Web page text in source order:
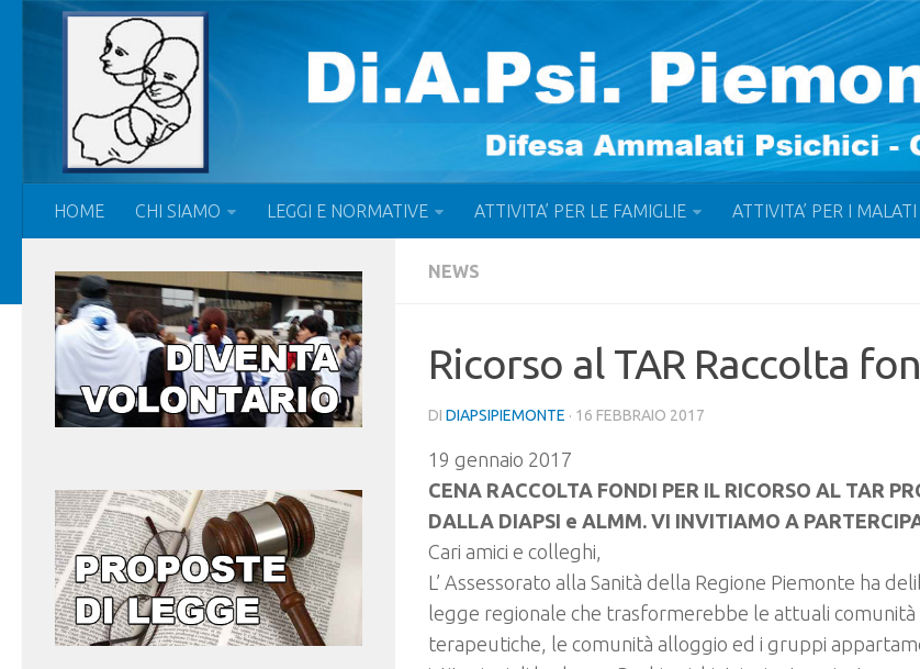
HOME CHI SIAMO LEGGI E NORMATIVE ATTIVITA’ PER LE FAMIGLIE ATTIVITA’ PER I MALATI
NEWS
Ricorso al TAR Raccolta
DI DIAPSIPIEMONTE · 16 FEBBRAIO 2017
19 gennaio 2017
CENA RACCOLTA FONDI PER IL RICORSO AL TAR
DALLA DIAPSI e ALMM. VI INVITIAMO A
Cari amici e colleghi,
L’ Assessorato alla Sanità della Regione Piemonte ha
legge regionale che trasformerebbe le attuali comunità
terapeutiche, le comunità alloggio ed i gruppi